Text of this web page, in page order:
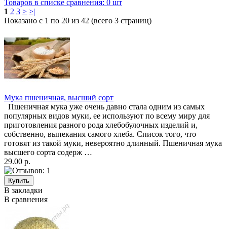
Товаров в списке сравнения: 0 шт
1 2 3 > >|
Показано с 1 по 20 из 42 (всего 3 страниц)
Мука пшеничная, высший сорт
Пшеничная мука уже очень давно стала одним из самых
популярных видов муки, ее используют по всему миру для
приготовления разного рода хлебобулочных изделий и,
собственно, выпекания самого хлеба. Список того, что
готовят из такой муки, невероятно длинный. Пшеничная мука
высшего сорта содерж …
29.00 р.
В закладки
В сравнения